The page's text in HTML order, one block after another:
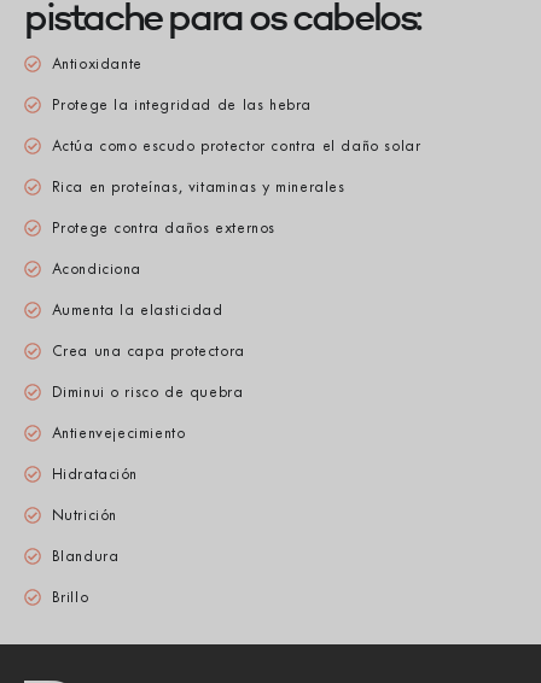
pistache para os cabelos:
Antioxidante
Protege la integridad de las hebra
Actúa como escudo protector contra el daño solar
Rica en proteínas, vitaminas y minerales
Protege contra daños externos
Acondiciona
Aumenta la elasticidad
Crea una capa protectora
Diminui o risco de quebra
Antienvejecimiento
Hidratación
Nutrición
Blandura
Brillo